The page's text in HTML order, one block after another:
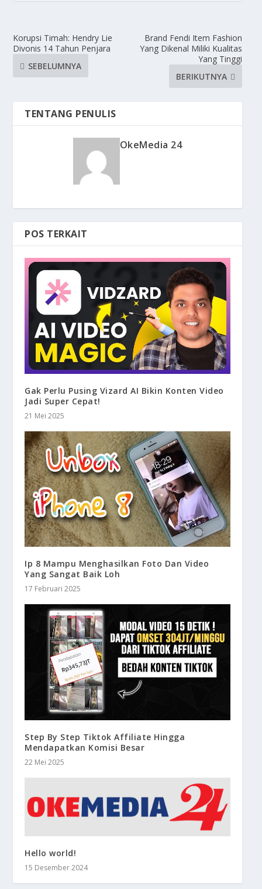
Korupsi Timah: Hendry Lie
Divonis 14 Tahun Penjara
SEBELUMNYA
Brand Fendi Item Fashion
Yang Dikenal Miliki Kualitas
Yang Tinggi
BERIKUTNYA
TENTANG PENULIS
OkeMedia 24
POS TERKAIT
Gak Perlu Pusing Vizard AI Bikin Konten Video
Jadi Super Cepat!
21 Mei 2025
Ip 8 Mampu Menghasilkan Foto Dan Video
Yang Sangat Baik Loh
17 Februari 2025
Step By Step Tiktok Affiliate Hingga
Mendapatkan Komisi Besar
22 Mei 2025
Hello world!
15 Desember 2024